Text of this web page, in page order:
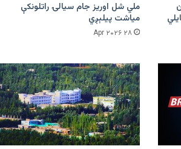
ملي شل اوریز جام سیالۍ راتلونکې
میاشت پیلېږي
۲۸ Apr ۲۰۲۶